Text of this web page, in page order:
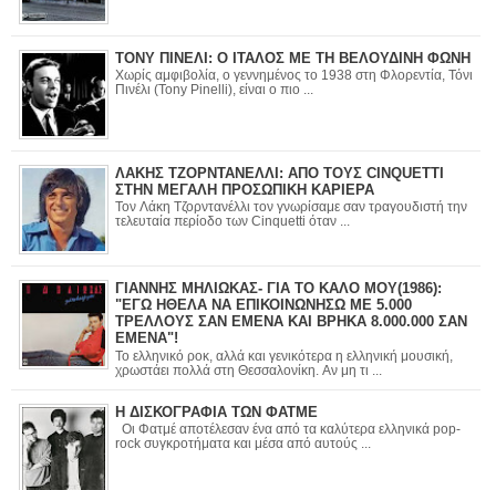
ΤΟΝΥ ΠΙΝΕΛΙ: Ο ΙΤΑΛΟΣ ΜΕ ΤΗ ΒΕΛΟΥΔΙΝΗ ΦΩΝΗ
Χωρίς αμφιβολία, ο γεννημένος το 1938 στη Φλορεντία, Τόνι
Πινέλι (Tony Pinelli), είναι ο πιο ...
ΛΑΚΗΣ ΤΖΟΡΝΤΑΝΕΛΛΙ: ΑΠΟ ΤΟΥΣ CINQUETTI
ΣΤΗΝ ΜΕΓΑΛΗ ΠΡΟΣΩΠΙΚΗ ΚΑΡΙΕΡΑ
Τον Λάκη Τζορντανέλλι τον γνωρίσαμε σαν τραγουδιστή την
τελευταία περίοδο των Cinquetti όταν ...
ΓΙΑΝΝΗΣ ΜΗΛΙΩΚΑΣ- ΓΙΑ ΤΟ ΚΑΛΟ ΜΟΥ(1986):
"ΕΓΩ ΗΘΕΛΑ ΝΑ ΕΠΙΚΟΙΝΩΝΗΣΩ ΜΕ 5.000
ΤΡΕΛΛΟΥΣ ΣΑΝ ΕΜΕΝΑ ΚΑΙ ΒΡΗΚΑ 8.000.000 ΣΑΝ
ΕΜΕΝΑ"!
Το ελληνικό ροκ, αλλά και γενικότερα η ελληνική μουσική,
χρωστάει πολλά στη Θεσσαλονίκη. Αν μη τι ...
Η ΔΙΣΚΟΓΡΑΦΙΑ ΤΩΝ ΦΑΤΜΕ
Οι Φατμέ αποτέλεσαν ένα από τα καλύτερα ελληνικά pop-
rock συγκροτήματα και μέσα από αυτούς ...